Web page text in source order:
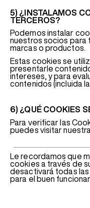
5) ¿INSTALAMOS
TERCEROS?
Podemos instalar
nuestros socios para
marcas o productos.
Estas cookies se
presentarle
intereses, y para
contenidos (incluida
6) ¿QUÉ COOKIES
Para verificar las
puedes visitar nuestra
Le recordamos que
cookies a través de
desactivará todas
para el buen